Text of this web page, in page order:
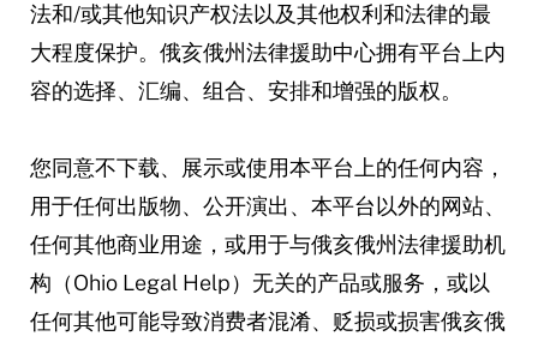
法和/或其他知识产权法以及其他权利和法律的最
大程度保护。俄亥俄州法律援助中心拥有平台上内
容的选择、汇编、组合、安排和增强的版权。
您同意不下载、展示或使用本平台上的任何内容，
用于任何出版物、公开演出、本平台以外的网站、
任何其他商业用途，或用于与俄亥俄州法律援助机
构（Ohio Legal Help）无关的产品或服务，或以
任何其他可能导致消费者混淆、贬损或损害俄亥俄